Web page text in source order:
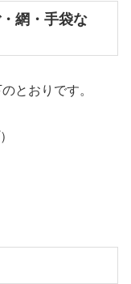
網・手袋な
とおりです。